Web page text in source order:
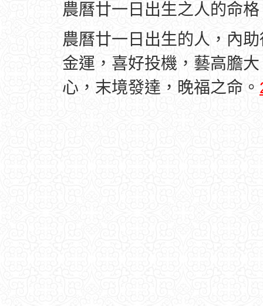
農曆廿一日出生之人的命
農曆廿一日出生的人，內
金運，喜好投機，藝高膽
心，末境發達，晚福之命。